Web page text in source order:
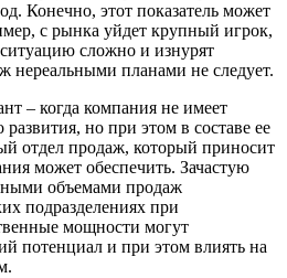
Конечно, этот показатель может
с рынка уйдет крупный игрок,
сложно и изнурят
нереальными планами не следует.
– когда компания не имеет
но при этом в составе ее
отдел продаж, который приносит
может обеспечить. Зачастую
объемами продаж
подразделениях при
мощности могут
потенциал и при этом влиять на